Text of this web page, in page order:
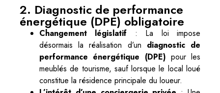
2. Diagnostic de performance
énergétique (DPE) obligatoire
Changement législatif : La loi impose
désormais la réalisation d’un diagnostic de
performance énergétique (DPE) pour les
meublés de tourisme, sauf lorsque le local loué
constitue la résidence principale du loueur.